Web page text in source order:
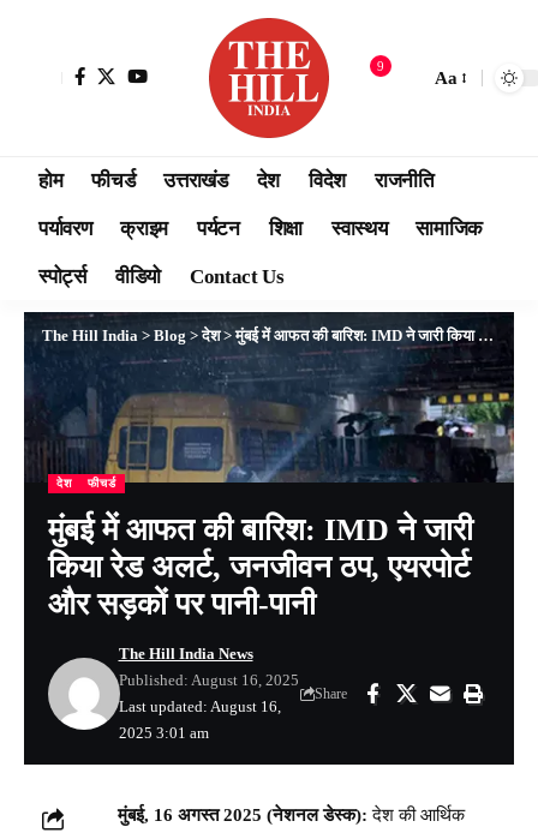
9
Aa
होम फीचर्ड उत्तराखंड देश विदेश राजनीति
पर्यावरण क्राइम पर्यटन शिक्षा स्वास्थय सामाजिक
स्पोर्ट्स वीडियो Contact Us
The Hill India > Blog >देश>मुंबई में आफत की बारिश: IMD ने जारी किया रेड अलर्ट, जनजीवन ठप, एयरपोर्ट और सड़कों पर पानी-पानी
देश फीचर्ड
मुंबई में आफत की बारिश: IMD ने जारी
किया रेड अलर्ट, जनजीवन ठप, एयरपोर्ट
और सड़कों पर पानी-पानी
Last updated: August 16,
2025 3:01 am
The Hill India News
Published: August 16, 2025
Share
मुंबई, 16 अगस्त 2025 (नेशनल डेस्क):देश की आर्थिक